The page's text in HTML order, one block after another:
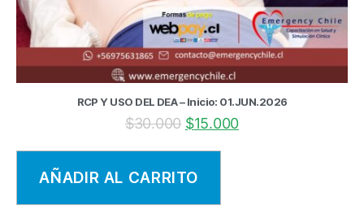
RCP Y USO DEL DEA – Inicio: 01.JUN.2026
$30.000 $15.000
AÑADIR AL CARRITO